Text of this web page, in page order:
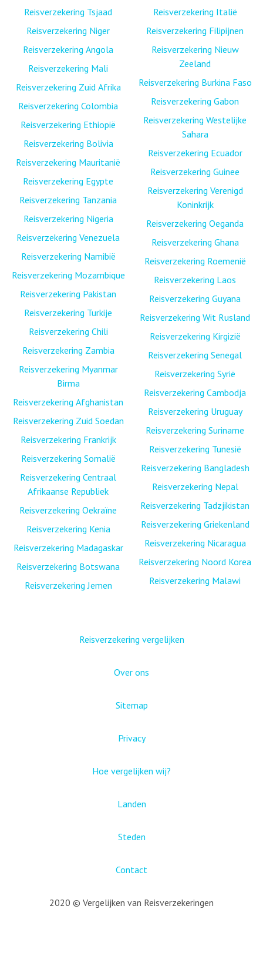
Reisverzekering Tsjaad
Reisverzekering Niger
Reisverzekering Angola
Reisverzekering Mali
Reisverzekering Zuid Afrika
Reisverzekering Colombia
Reisverzekering Ethiopië
Reisverzekering Bolivia
Reisverzekering Mauritanië
Reisverzekering Egypte
Reisverzekering Tanzania
Reisverzekering Nigeria
Reisverzekering Venezuela
Reisverzekering Namibië
Reisverzekering Mozambique
Reisverzekering Pakistan
Reisverzekering Turkije
Reisverzekering Chili
Reisverzekering Zambia
Reisverzekering Myanmar
Birma
Reisverzekering Afghanistan
Reisverzekering Zuid Soedan
Reisverzekering Frankrijk
Reisverzekering Somalië
Reisverzekering Centraal
Afrikaanse Republiek
Reisverzekering Oekraïne
Reisverzekering Kenia
Reisverzekering Madagaskar
Reisverzekering Botswana
Reisverzekering Jemen
Reisverzekering Italië
Reisverzekering Filipijnen
Reisverzekering Nieuw
Zeeland
Reisverzekering Burkina Faso
Reisverzekering Gabon
Reisverzekering Westelijke
Sahara
Reisverzekering Ecuador
Reisverzekering Guinee
Reisverzekering Verenigd
Koninkrijk
Reisverzekering Oeganda
Reisverzekering Ghana
Reisverzekering Roemenië
Reisverzekering Laos
Reisverzekering Guyana
Reisverzekering Wit Rusland
Reisverzekering Kirgizië
Reisverzekering Senegal
Reisverzekering Syrië
Reisverzekering Cambodja
Reisverzekering Uruguay
Reisverzekering Suriname
Reisverzekering Tunesië
Reisverzekering Bangladesh
Reisverzekering Nepal
Reisverzekering Tadzjikistan
Reisverzekering Griekenland
Reisverzekering Nicaragua
Reisverzekering Noord Korea
Reisverzekering Malawi
Reisverzekering vergelijken
Over ons
Sitemap
Privacy
Hoe vergelijken wij?
Landen
Steden
Contact
2020 © Vergelijken van Reisverzekeringen